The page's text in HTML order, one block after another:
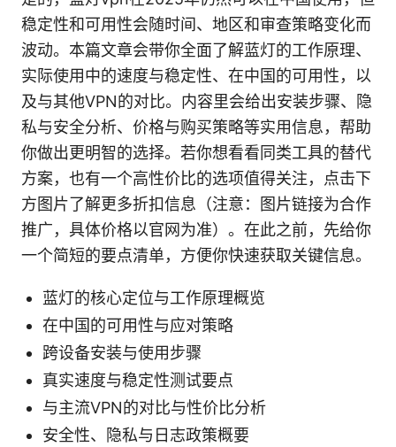
稳定性和可用性会随时间、地区和审查策略变化而
波动。本篇文章会带你全面了解蓝灯的工作原理、
实际使用中的速度与稳定性、在中国的可用性，以
及与其他VPN的对比。内容里会给出安装步骤、隐
私与安全分析、价格与购买策略等实用信息，帮助
你做出更明智的选择。若你想看看同类工具的替代
方案，也有一个高性价比的选项值得关注，点击下
方图片了解更多折扣信息（注意：图片链接为合作
推广，具体价格以官网为准）。在此之前，先给你
一个简短的要点清单，方便你快速获取关键信息。
蓝灯的核心定位与工作原理概览
在中国的可用性与应对策略
跨设备安装与使用步骤
真实速度与稳定性测试要点
与主流VPN的对比与性价比分析
安全性、隐私与日志政策概要